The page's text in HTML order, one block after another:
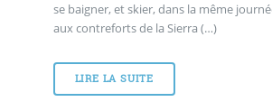
se baigner, et skier, dans la même
aux contreforts de la Sierra (…)
LIRE LA SUITE